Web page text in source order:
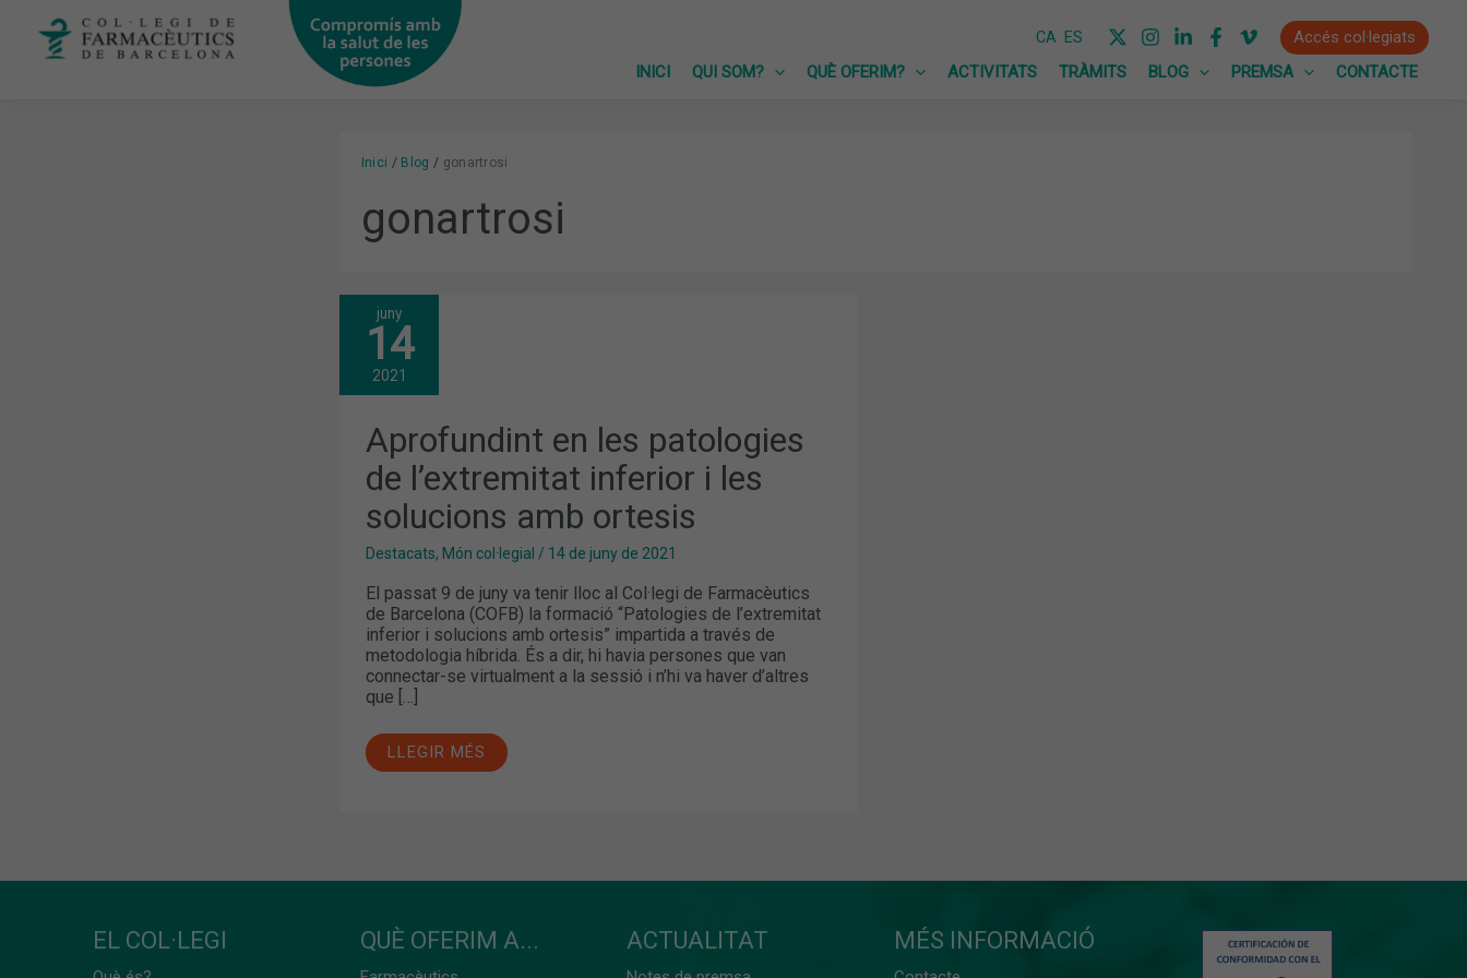
CA ES
Accés col·legiats
INICI
QUI SOM? QUÈ OFERIM? ACTIVITATS TRÀMITS BLOG PREMSA CONTACTE
Inici Blog gonartrosi
gonartrosi
juny
14
2021
Aprofundint en les patologies
de l’extremitat inferior i les
solucions amb ortesis
Destacats, Món col·legial / 14 de juny de 2021
El passat 9 de juny va tenir lloc al Col·legi de Farmacèutics
de Barcelona (COFB) la formació “Patologies de l’extremitat
inferior i solucions amb ortesis” impartida a través de
metodologia híbrida. És a dir, hi havia persones que van
connectar-se virtualment a la sessió i n’hi va haver d’altres
que […]
APROFUNDINT
EN
LES
PATOLOGIES
DE
INFERIOR
I
LES
SOLUCIONS
AMB
ORTESIS
LLEGIR MÉS
EL COL·LEGI QUÈ OFERIM A... ACTUALITAT MÉS INFORMACIÓ